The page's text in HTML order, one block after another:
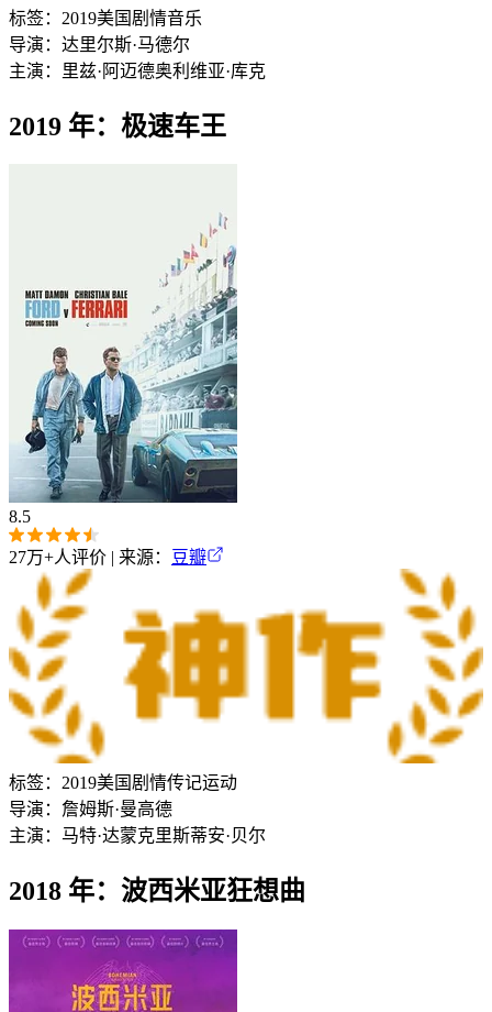
标签： 2019美国 剧情音乐
导演： 达里尔斯·马德尔
主演：
里兹·阿迈德奥利维亚·库克
2019 年：极速车王
8.5
27万+人评价 | 来源： 豆瓣
标签： 2019美国 剧情传记运动
导演： 詹姆斯·曼高德
主演： 马特·达蒙克里斯蒂安·贝尔
2018 年：波西米亚狂想曲